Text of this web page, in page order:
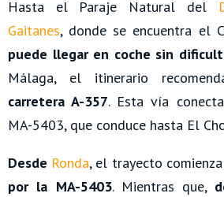
Hasta el Paraje Natural del
Gaitanes, donde se encuentra el
puede llegar en coche sin
Málaga, el itinerario
carretera A-357. Esta vía
MA-5403, que conduce hasta El
Desde Ronda, el trayecto
por la MA-5403. Mientras que,